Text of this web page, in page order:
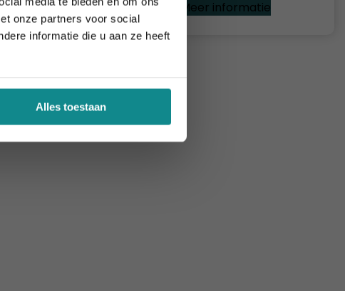
onze partners voor social
informatie die u aan ze heeft
Alles toestaan
Meer informatie